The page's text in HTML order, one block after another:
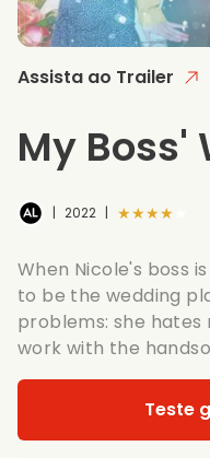
Assista ao Trailer
My Boss'
| 2022 | ★★★★★
When Nicole's boss
to be the wedding
problems: she hates
work with the
Teste